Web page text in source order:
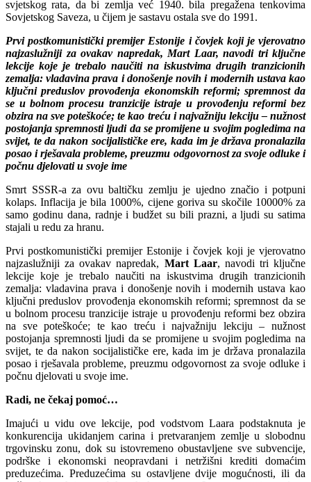
svjetskog rata, da bi zemlja već 1940. bila pregažena tenkovima
Sovjetskog Saveza, u čijem je sastavu ostala sve do 1991.
Prvi postkomunistički premijer Estonije i čovjek koji je vjerovatno
najzaslužniji za ovakav napredak, Mart Laar, navodi tri ključne
lekcije koje je trebalo naučiti na iskustvima drugih tranzicionih
zemalja: vladavina prava i donošenje novih i modernih ustava kao
ključni preduslov provođenja ekonomskih reformi; spremnost da
se u bolnom procesu tranzicije istraje u provođenju reformi bez
obzira na sve poteškoće; te kao treću i najvažniju lekciju – nužnost
postojanja spremnosti ljudi da se promijene u svojim pogledima na
svijet, te da nakon socijalističke ere, kada im je država pronalazila
posao i rješavala probleme, preuzmu odgovornost za svoje odluke i
počnu djelovati u svoje ime
Smrt SSSR-a za ovu baltičku zemlju je ujedno značio i potpuni
kolaps. Inflacija je bila 1000%, cijene goriva su skočile 10000% za
samo godinu dana, radnje i budžet su bili prazni, a ljudi su satima
stajali u redu za hranu.
Prvi postkomunistički premijer Estonije i čovjek koji je vjerovatno
najzaslužniji za ovakav napredak, Mart Laar, navodi tri ključne
lekcije koje je trebalo naučiti na iskustvima drugih tranzicionih
zemalja: vladavina prava i donošenje novih i modernih ustava kao
ključni preduslov provođenja ekonomskih reformi; spremnost da se
u bolnom procesu tranzicije istraje u provođenju reformi bez obzira
na sve poteškoće; te kao treću i najvažniju lekciju – nužnost
postojanja spremnosti ljudi da se promijene u svojim pogledima na
svijet, te da nakon socijalističke ere, kada im je država pronalazila
posao i rješavala probleme, preuzmu odgovornost za svoje odluke i
počnu djelovati u svoje ime.
Radi, ne čekaj pomoć…
Imajući u vidu ove lekcije, pod vodstvom Laara podstaknuta je
konkurencija ukidanjem carina i pretvaranjem zemlje u slobodnu
trgovinsku zonu, dok su istovremeno obustavljene sve subvencije,
podrške i ekonomski neopravdani i netržišni krediti domaćim
preduzećima. Preduzećima su ostavljene dvije mogućnosti, ili da